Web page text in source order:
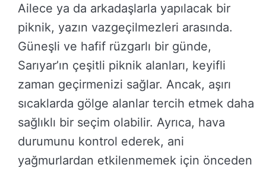
Ailece ya da arkadaşlarla yapılacak bir
piknik, yazın vazgeçilmezleri arasında.
Güneşli ve hafif rüzgarlı bir günde,
Sarıyar’ın çeşitli piknik alanları, keyifli
zaman geçirmenizi sağlar. Ancak, aşırı
sıcaklarda gölge alanlar tercih etmek daha
sağlıklı bir seçim olabilir. Ayrıca, hava
durumunu kontrol ederek, ani
yağmurlardan etkilenmemek için önceden